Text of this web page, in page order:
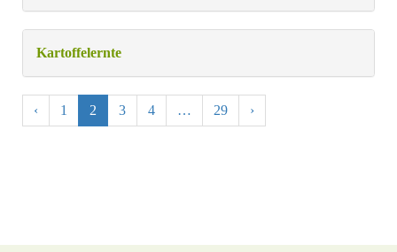
Kartoffelernte
‹ 1 2 3 4 … 29 ›